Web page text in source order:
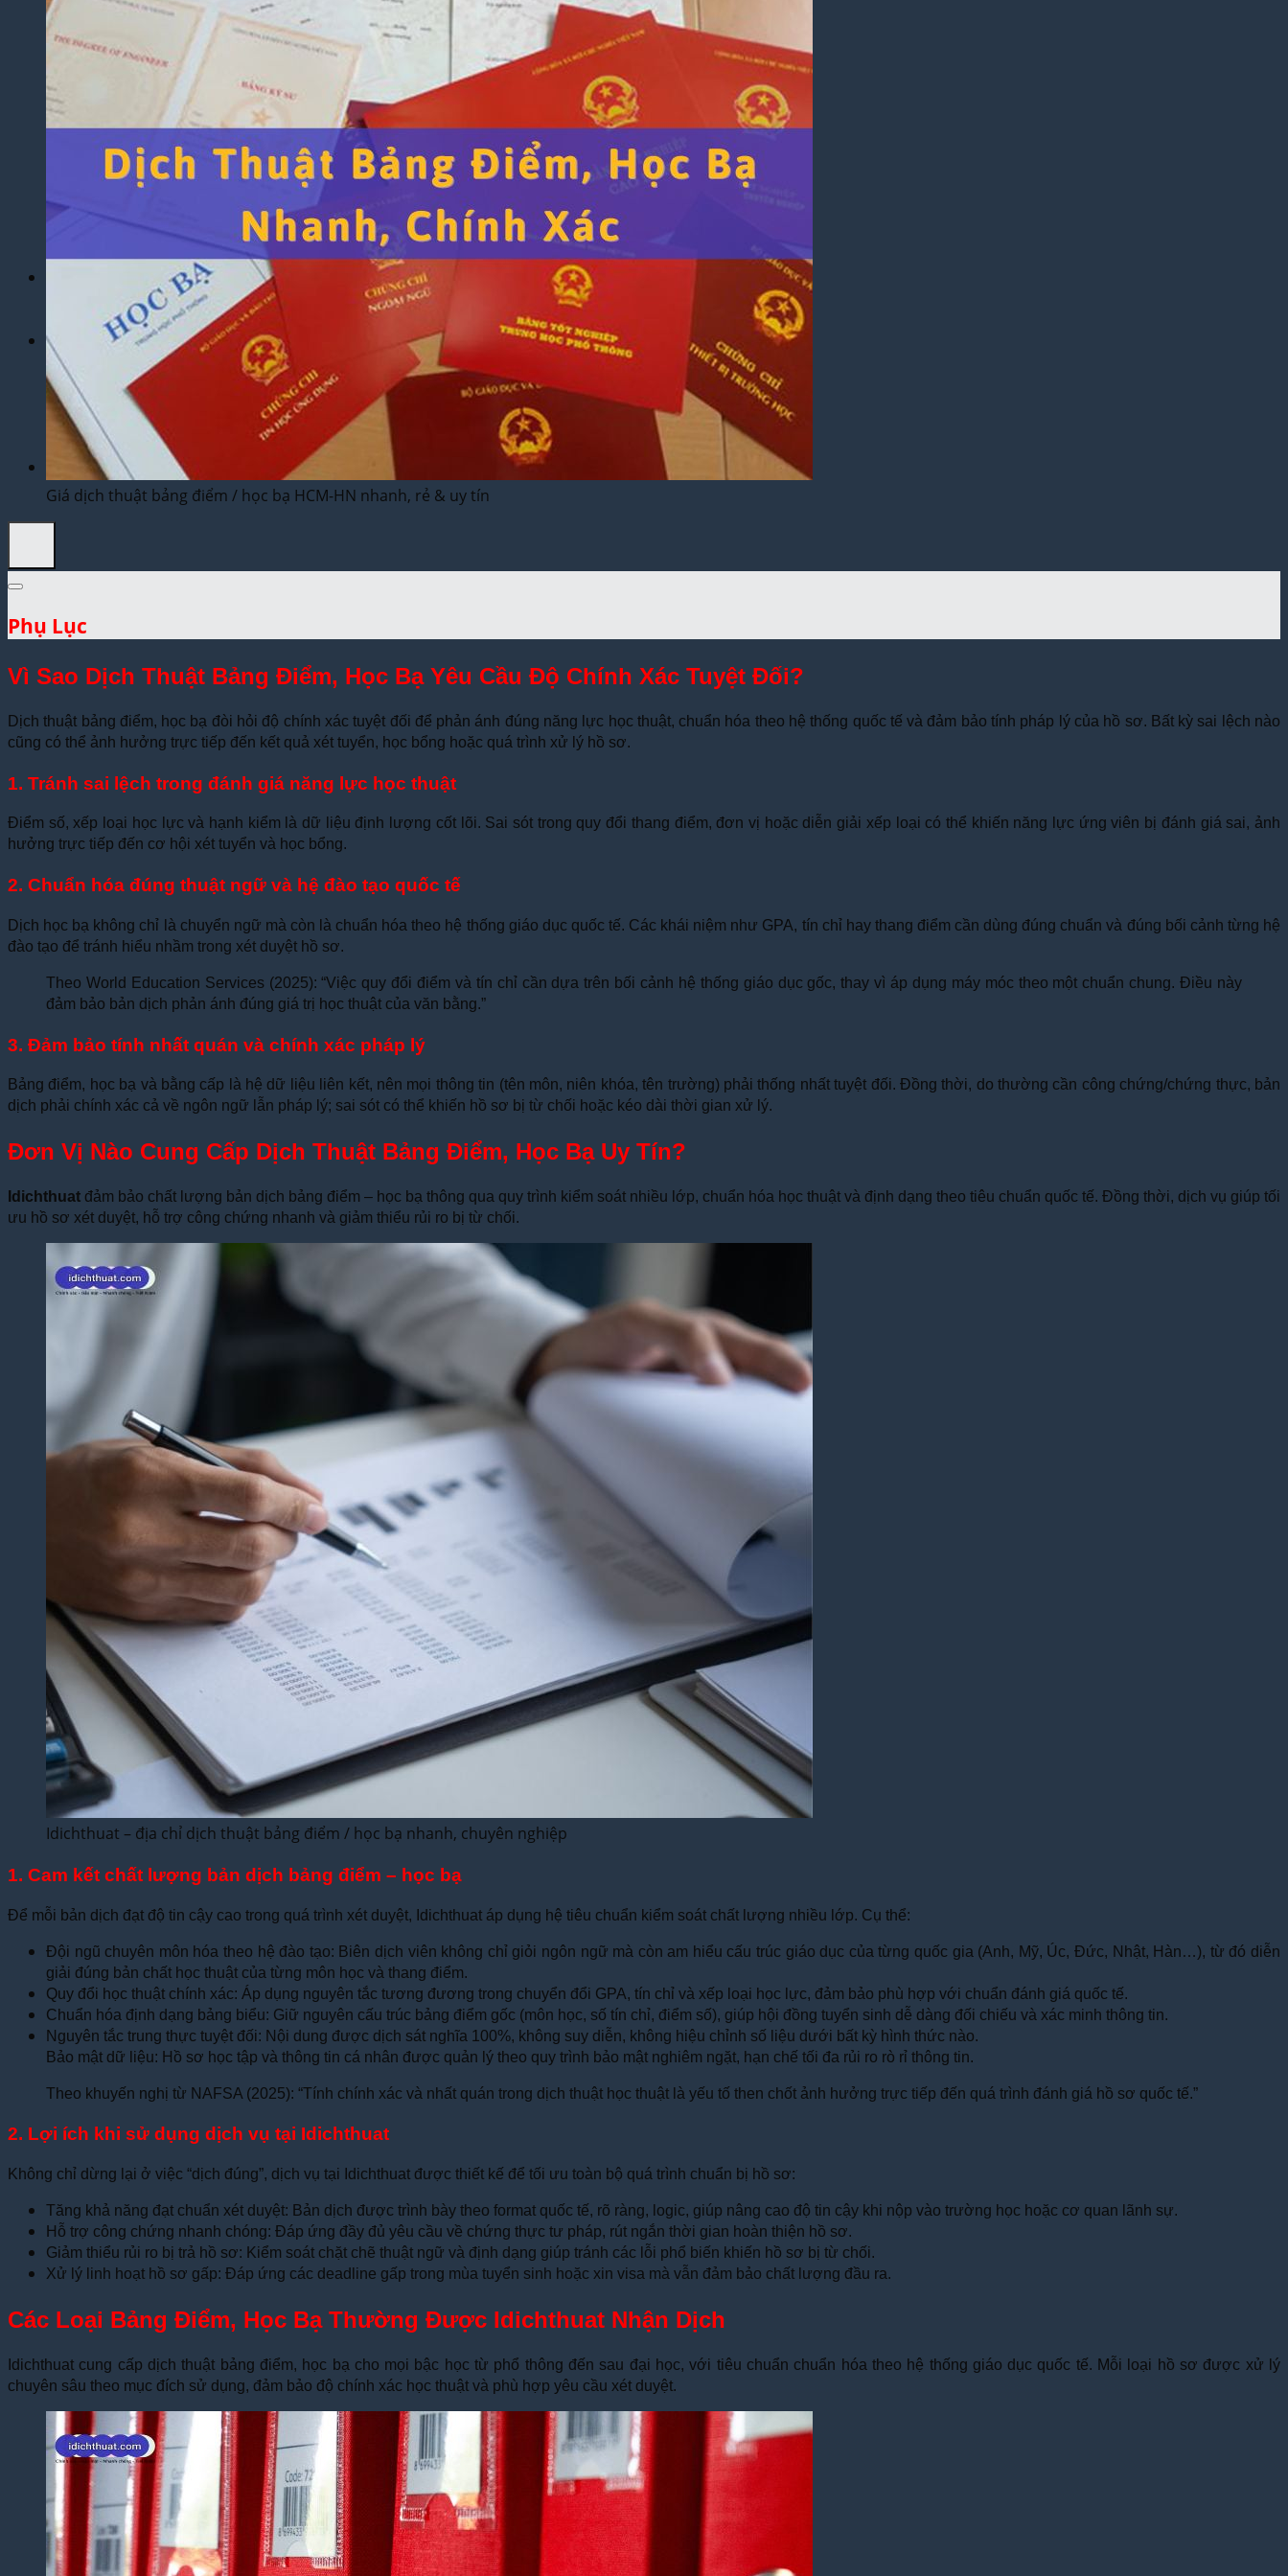
Dịch Thuật Báo Cáo Tài Chính
Dịch Thuật Hợp Đồng Nhanh Chóng
Dịch Thuật Bảng Điểm Học Bạ
Dịch Thuật Giấy Khai Sinh, Hộ Khẩu
Dịch Thuật Đa Ngôn Ngữ
Dịch Thuật Tiếng Anh
Dịch Thuật Tiếng Trung Quốc
Dịch Thuật Tiếng Nhật Bản
Dịch Thuật Tiếng Hàn Quốc
Dịch Thuật Tiếng Pháp
Dịch Thuật Tiếng Đức
Dịch Thuật Tiếng Nga
Dịch Thuật Phim – Phụ Đề Video Clip
Dịch Vụ Hợp Pháp Hóa Lãnh Sự
Blog
Tuyển Dụng
Chia Sẻ Kinh Nghiệm
Góc Tự Học
Mẫu Dịch Thuật
Dịch Thuật Vì Cộng Đồng
Liên Hệ & Thanh toán
Giá dịch thuật bảng điểm / học bạ HCM-HN nhanh, rẻ & uy tín
Phụ Lục
Vì Sao Dịch Thuật Bảng Điểm, Học Bạ Yêu Cầu Độ Chính Xác Tuyệt Đối?
Dịch thuật bảng điểm, học bạ đòi hỏi độ chính xác tuyệt đối để phản ánh đúng năng lực học thuật, chuẩn hóa theo hệ thống quốc tế và đảm bảo tính pháp lý của hồ sơ. Bất kỳ sai lệch nào
cũng có thể ảnh hưởng trực tiếp đến kết quả xét tuyển, học bổng hoặc quá trình xử lý hồ sơ.
1. Tránh sai lệch trong đánh giá năng lực học thuật
Điểm số, xếp loại học lực và hạnh kiểm là dữ liệu định lượng cốt lõi. Sai sót trong quy đổi thang điểm, đơn vị hoặc diễn giải xếp loại có thể khiến năng lực ứng viên bị đánh giá sai, ảnh
hưởng trực tiếp đến cơ hội xét tuyển và học bổng.
2. Chuẩn hóa đúng thuật ngữ và hệ đào tạo quốc tế
Dịch học bạ không chỉ là chuyển ngữ mà còn là chuẩn hóa theo hệ thống giáo dục quốc tế. Các khái niệm như GPA, tín chỉ hay thang điểm cần dùng đúng chuẩn và đúng bối cảnh từng hệ
đào tạo để tránh hiểu nhầm trong xét duyệt hồ sơ.
Theo World Education Services (2025): “Việc quy đổi điểm và tín chỉ cần dựa trên bối cảnh hệ thống giáo dục gốc, thay vì áp dụng máy móc theo một chuẩn chung. Điều này
đảm bảo bản dịch phản ánh đúng giá trị học thuật của văn bằng.”
3. Đảm bảo tính nhất quán và chính xác pháp lý
Bảng điểm, học bạ và bằng cấp là hệ dữ liệu liên kết, nên mọi thông tin (tên môn, niên khóa, tên trường) phải thống nhất tuyệt đối. Đồng thời, do thường cần công chứng/chứng thực, bản
dịch phải chính xác cả về ngôn ngữ lẫn pháp lý; sai sót có thể khiến hồ sơ bị từ chối hoặc kéo dài thời gian xử lý.
Đơn Vị Nào Cung Cấp Dịch Thuật Bảng Điểm, Học Bạ Uy Tín?
Idichthuat đảm bảo chất lượng bản dịch bảng điểm – học bạ thông qua quy trình kiểm soát nhiều lớp, chuẩn hóa học thuật và định dạng theo tiêu chuẩn quốc tế. Đồng thời, dịch vụ giúp tối
ưu hồ sơ xét duyệt, hỗ trợ công chứng nhanh và giảm thiểu rủi ro bị từ chối.
Idichthuat – địa chỉ dịch thuật bảng điểm / học bạ nhanh, chuyên nghiệp
1. Cam kết chất lượng bản dịch bảng điểm – học bạ
Để mỗi bản dịch đạt độ tin cậy cao trong quá trình xét duyệt, Idichthuat áp dụng hệ tiêu chuẩn kiểm soát chất lượng nhiều lớp. Cụ thể:
Đội ngũ chuyên môn hóa theo hệ đào tạo: Biên dịch viên không chỉ giỏi ngôn ngữ mà còn am hiểu cấu trúc giáo dục của từng quốc gia (Anh, Mỹ, Úc, Đức, Nhật, Hàn…), từ đó diễn
giải đúng bản chất học thuật của từng môn học và thang điểm.
Quy đổi học thuật chính xác: Áp dụng nguyên tắc tương đương trong chuyển đổi GPA, tín chỉ và xếp loại học lực, đảm bảo phù hợp với chuẩn đánh giá quốc tế.
Chuẩn hóa định dạng bảng biểu: Giữ nguyên cấu trúc bảng điểm gốc (môn học, số tín chỉ, điểm số), giúp hội đồng tuyển sinh dễ dàng đối chiếu và xác minh thông tin.
Nguyên tắc trung thực tuyệt đối: Nội dung được dịch sát nghĩa 100%, không suy diễn, không hiệu chỉnh số liệu dưới bất kỳ hình thức nào.
Bảo mật dữ liệu: Hồ sơ học tập và thông tin cá nhân được quản lý theo quy trình bảo mật nghiêm ngặt, hạn chế tối đa rủi ro rò rỉ thông tin.
Theo khuyến nghị từ NAFSA (2025): “Tính chính xác và nhất quán trong dịch thuật học thuật là yếu tố then chốt ảnh hưởng trực tiếp đến quá trình đánh giá hồ sơ quốc tế.”
2. Lợi ích khi sử dụng dịch vụ tại Idichthuat
Không chỉ dừng lại ở việc “dịch đúng”, dịch vụ tại Idichthuat được thiết kế để tối ưu toàn bộ quá trình chuẩn bị hồ sơ:
Tăng khả năng đạt chuẩn xét duyệt: Bản dịch được trình bày theo format quốc tế, rõ ràng, logic, giúp nâng cao độ tin cậy khi nộp vào trường học hoặc cơ quan lãnh sự.
Hỗ trợ công chứng nhanh chóng: Đáp ứng đầy đủ yêu cầu về chứng thực tư pháp, rút ngắn thời gian hoàn thiện hồ sơ.
Giảm thiểu rủi ro bị trả hồ sơ: Kiểm soát chặt chẽ thuật ngữ và định dạng giúp tránh các lỗi phổ biến khiến hồ sơ bị từ chối.
Xử lý linh hoạt hồ sơ gấp: Đáp ứng các deadline gấp trong mùa tuyển sinh hoặc xin visa mà vẫn đảm bảo chất lượng đầu ra.
Các Loại Bảng Điểm, Học Bạ Thường Được Idichthuat Nhận Dịch
Idichthuat cung cấp dịch thuật bảng điểm, học bạ cho mọi bậc học từ phổ thông đến sau đại học, với tiêu chuẩn chuẩn hóa theo hệ thống giáo dục quốc tế. Mỗi loại hồ sơ được xử lý
chuyên sâu theo mục đích sử dụng, đảm bảo độ chính xác học thuật và phù hợp yêu cầu xét duyệt.